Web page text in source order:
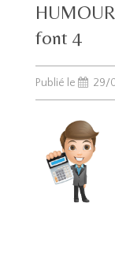
font 4
Publié le 29/